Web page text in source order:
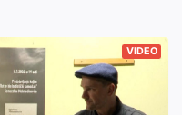
VIDEO